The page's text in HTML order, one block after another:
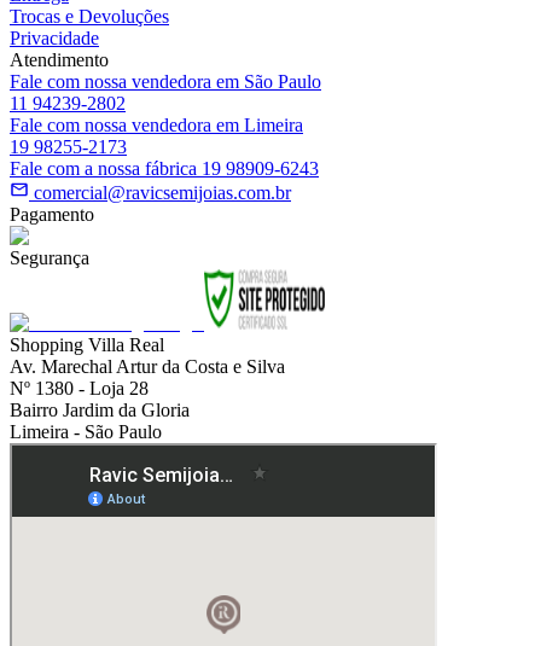
Trocas e Devoluções
Privacidade
Atendimento
Fale com nossa vendedora em São Paulo
11 94239-2802
Fale com nossa vendedora em Limeira
19 98255-2173
Fale com a nossa fábrica 19 98909-6243
comercial@ravicsemijoias.com.br
Pagamento
Segurança
Shopping Villa Real
Av. Marechal Artur da Costa e Silva
Nº 1380 - Loja 28
Bairro Jardim da Gloria
Limeira - São Paulo